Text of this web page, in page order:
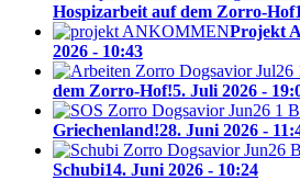
Hospizarbeit auf dem Zorro-Hof
Projekt
2026 - 10:43
dem Zorro-Hof!5. Juli 2026 -
Griechenland!28. Juni 2026 -
Schubi14. Juni 2026 - 10:24